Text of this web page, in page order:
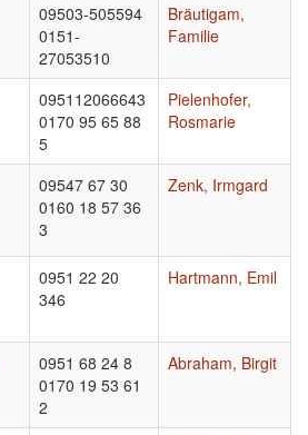
09503-505594
0151-
27053510
Bräutigam,
Familie
095112066643
0170 95 65 88
5
Pielenhofer,
Rosmarie
09547 67 30
0160 18 57 36
3
Zenk, Irmgard
0951 22 20
346
Hartmann, Emil
0951 68 24 8
0170 19 53 61
2
Abraham, Birgit